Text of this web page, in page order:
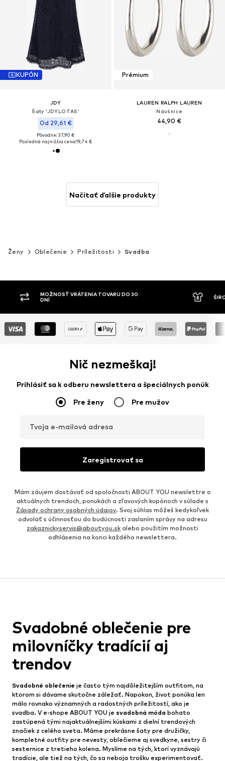
KUPÓN
JDY
Šaty 'JDYLOTAS'
Od 29,61 €
Pôvodne: 37,90 €
Posledná najnižšia cena:19,74 €
Prémium
LAUREN RALPH LAUREN
Náušnice
44,90 €
Načítať ďalšie produkty
Ženy Oblečenie Príležitosti Svadba
TOVARU DO 30 ŠIROKÝ SORTIMENT
Nič nezmeškaj!
Prihlásiť sa k odberu newslettera a špeciálnych ponúk
Pre ženy Pre mužov
Tvoja e-mailová adresa
Zaregistrovať sa
Mám záujem dostávať od spoločnosti ABOUT YOU newslettre o
aktuálnych trendoch, ponukách a zľavových kupónoch v súlade s
Zásady ochrany osobných údajov. Svoj súhlas môžeš kedykoľvek
odvolať s účinnosťou do budúcnosti zaslaním správy na adresu
zakaznickyservis@aboutyou.sk alebo použitím možnosti
odhlásenia na konci každého newslettera.
Svadobné oblečenie pre
milovníčky tradícií aj
trendov
Svadobné oblečenie je často tým najdôležitejším outfitom, na
ktorom si dávame skutočne záležať. Napokon, život ponúka len
málo rovnako významných a radostných príležitostí, ako je
svadba. V e-shope ABOUT YOU je svadobná móda bohato
zastúpená tými najaktuálnejšími kúskami z dielní trendových
značiek z celého sveta. Máme prekrásne šaty pre družičky,
kompletné outfity pre nevesty, oblečieme aj svedkyne, sestry či
sesternice z tretieho kolena. Myslíme na tých, ktorí vyznávajú
tradície, ale tiež na tých, čo sa neboja trošku experimentovať.